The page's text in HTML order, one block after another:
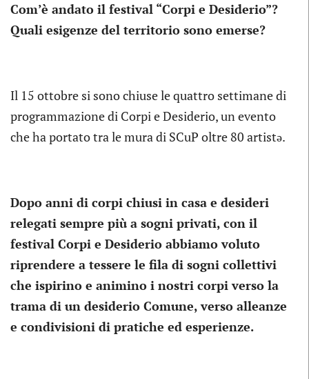
Com’è andato il festival “Corpi e Desiderio”?
Quali esigenze del territorio sono emerse?
Il 15 ottobre si sono chiuse le quattro settimane di
programmazione di Corpi e Desiderio, un evento
che ha portato tra le mura di SCuP oltre 80 artistə.
Dopo anni di corpi chiusi in casa e desideri
relegati sempre più a sogni privati, con il
festival Corpi e Desiderio abbiamo voluto
riprendere a tessere le fila di sogni collettivi
che ispirino e animino i nostri corpi verso la
trama di un desiderio Comune, verso alleanze
e condivisioni di pratiche ed esperienze.